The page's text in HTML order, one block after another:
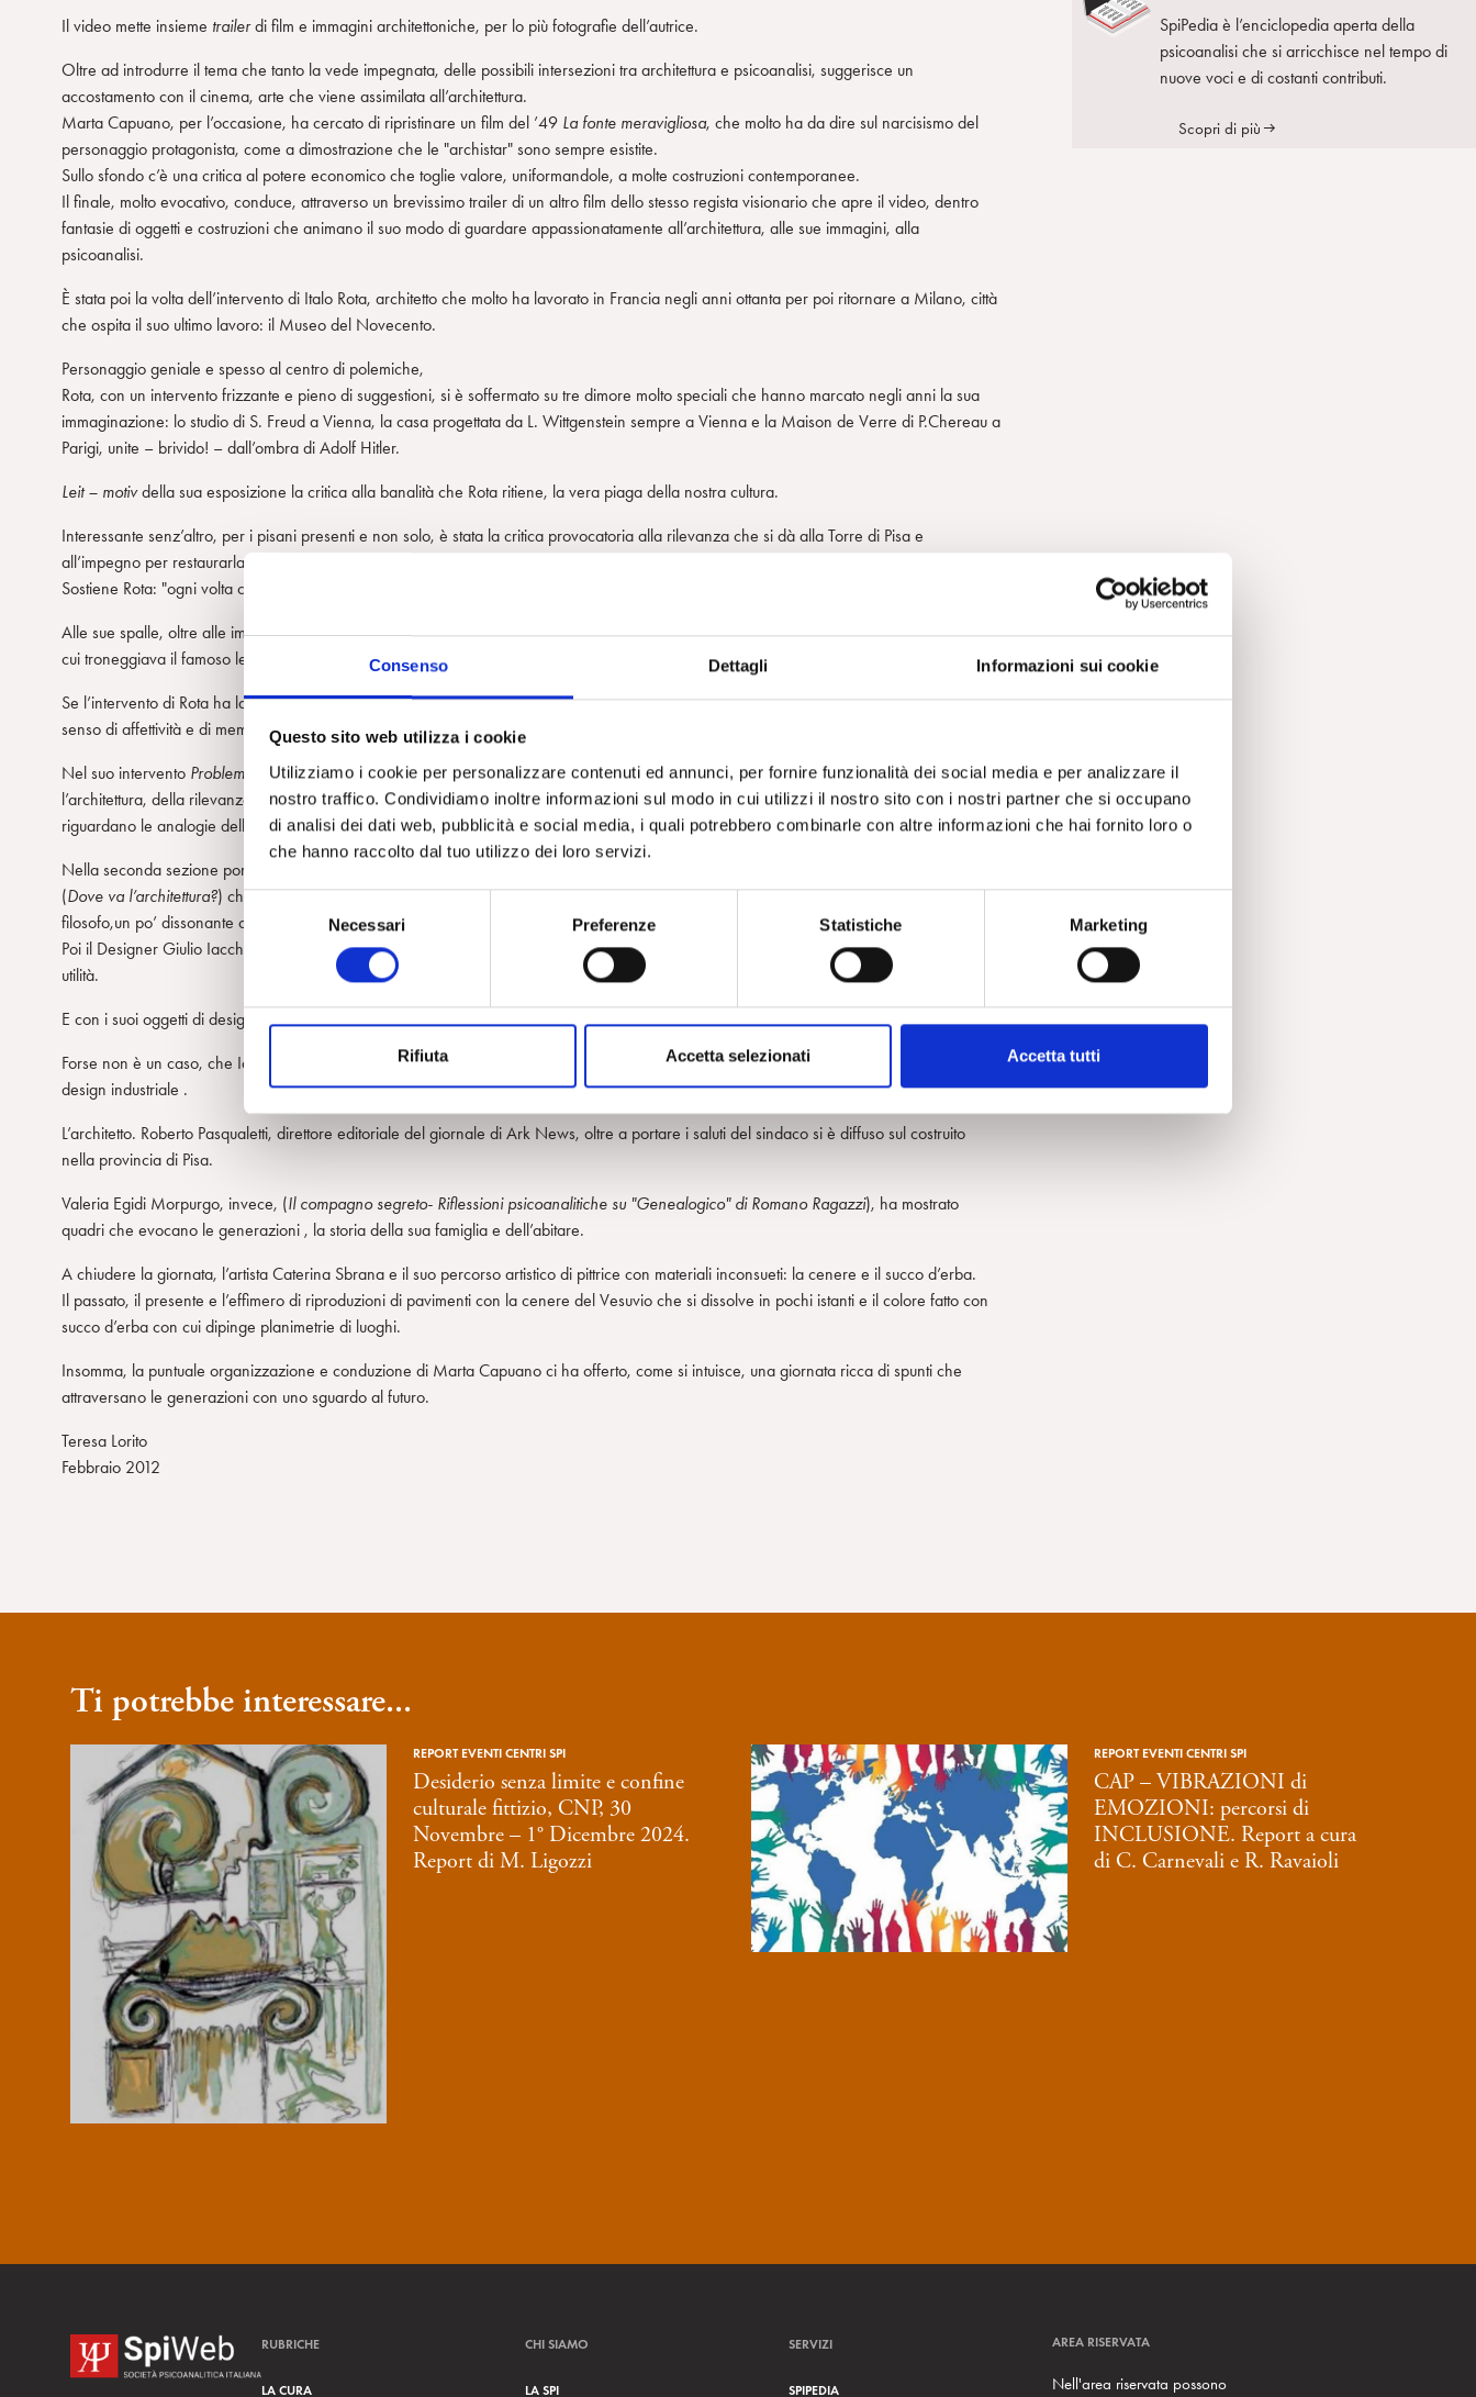
Consenso Dettagli Informazioni sui cookie
Questo sito web utilizza i cookie
Utilizziamo i cookie per personalizzare contenuti ed annunci, per fornire funzionalità dei social media e per analizzare il
nostro traffico. Condividiamo inoltre informazioni sul modo in cui utilizzi il nostro sito con i nostri partner che si occupano
di analisi dei dati web, pubblicità e social media, i quali potrebbero combinarle con altre informazioni che hai fornito loro o
che hanno raccolto dal tuo utilizzo dei loro servizi.
e
z
i
o
e
d
n
s
e
s
o
Necessari Preferenze Statistiche Marketing
Rifiuta Accetta selezionati Accetta tutti
Il video mette insieme trailerdi film e immagini architettoniche, per lo più fotografie dell’autrice.
Oltre ad introdurre il tema che tanto la vede impegnata, delle possibili intersezioni tra architettura e psicoanalisi, suggerisce un
accostamento con il cinema, arte che viene assimilata all’architettura.
Marta Capuano, per l’occasione, ha cercato di ripristinare un film del ’49 La fonte meravigliosa, che molto ha da dire sul narcisismo del
personaggio protagonista, come a dimostrazione che le "archistar" sono sempre esistite.
Sullo sfondo c’è una critica al potere economico che toglie valore, uniformandole, a molte costruzioni contemporanee.
Il finale, molto evocativo, conduce, attraverso un brevissimo trailer di un altro film dello stesso regista visionario che apre il video, dentro
fantasie di oggetti e costruzioni che animano il suo modo di guardare appassionatamente all’architettura, alle sue immagini, alla
psicoanalisi.
È stata poi la volta dell’intervento di Italo Rota, architetto che molto ha lavorato in Francia negli anni ottanta per poi ritornare a Milano, città
che ospita il suo ultimo lavoro: il Museo del Novecento.
Personaggio geniale e spesso al centro di polemiche,
Rota, con un intervento frizzante e pieno di suggestioni, si è soffermato su tre dimore molto speciali che hanno marcato negli anni la sua
immaginazione: lo studio di S. Freud a Vienna, la casa progettata da L. Wittgenstein sempre a Vienna e la Maison de Verre di P.Chereau a
Parigi, unite – brivido! – dall’ombra di Adolf Hitler.
Leit – motivdella sua esposizione la critica alla banalità che Rota ritiene, la vera piaga della nostra cultura.
Interessante senz’altro, per i pisani presenti e non solo, è stata la critica provocatoria alla rilevanza che si dà alla Torre di Pisa e
all’impegno per restaurarla.
Sostiene Rota: "ogni volta che si restaura ci si allontana dall’essenza delle cose".
Alle sue spalle, oltre alle immagini delle case di cui ha parlato, si ammirava un modellino di casa Freud da lui costruito per l’occasione, in
cui troneggiava il famoso lettino, che Rota ritiene la prima installazione del secolo.
Se l’intervento di Rota ha lasciato un uditorio stimolato, colpito, perfino scosso e contrariato, Fausto Petrella ha fatto aleggiare nella sala un
senso di affettività e di memoria, molto apprezzato.
Nel suo intervento Problemi architettonici della psiche estesaci ha raccontato del suo amore giovanile – poi proseguito nel tempo – per
l’architettura, della rilevanza delle architetture manicomiali, e di come "molte porzioni della rete metaforica mobilitata dalla psicoanalisi
riguardano le analogie dello psichico con case, città, corpo, arredi, paesaggi e spazi scenici".
Nella seconda sezione pomeridiana SOGNI FANTASIE INCUBI ARCHITETTONICI sono intervenuti l’architetto Alessandro Baldassari
(Dove va l’architettura?) che ha affrontato alcuni "incubi architettonici" come la casa di Barbie o le villette a schiera, e Maurizio Iacono,
filosofo,un po’ dissonante con l’attitudine visionaria di tutti i partecipanti.
Poi il Designer Giulio Iacchetti (
La creatività non esiste
), con i suoi oggetti e progetti, luoghi della creatività che coniugano immaginazione e
utilità.
E con i suoi oggetti di design per la Coop ha mostrato anche come sia possibile utilizzare e fruire del bello anche a costi modici.
Forse non è un caso, che Iachetti sia stato insignito dal Presidente della Repubblica del Premio dei Premi per l’innovazione nell’ambito del
design industriale .
L’architetto. Roberto Pasqualetti, direttore editoriale del giornale di Ark News, oltre a portare i saluti del sindaco si è diffuso sul costruito
nella provincia di Pisa.
Valeria Egidi Morpurgo, invece, (Il compagno segreto- Riflessioni psicoanalitiche su "Genealogico" di Romano Ragazzi), ha mostrato
quadri che evocano le generazioni , la storia della sua famiglia e dell’abitare.
A chiudere la giornata, l’artista Caterina Sbrana e il suo percorso artistico di pittrice con materiali inconsueti: la cenere e il succo d’erba.
Il passato, il presente e l’effimero di riproduzioni di pavimenti con la cenere del Vesuvio che si dissolve in pochi istanti e il colore fatto con
succo d’erba con cui dipinge planimetrie di luoghi.
Insomma, la puntuale organizzazione e conduzione di Marta Capuano ci ha offerto, come si intuisce, una giornata ricca di spunti che
attraversano le generazioni con uno sguardo al futuro.
Teresa Lorito
Febbraio 2012
SpiPedia è l’enciclopedia aperta della
psicoanalisi che si arricchisce nel tempo di
nuove voci e di costanti contributi.
Scopri di più
Ti potrebbe interessare...
REPORT EVENTI CENTRI SPI
Desiderio senza limite e confine
culturale fittizio, CNP, 30
Novembre – 1° Dicembre 2024.
Report di M. Ligozzi
REPORT EVENTI CENTRI SPI
CAP – VIBRAZIONI di
EMOZIONI: percorsi di
INCLUSIONE. Report a cura
di C. Carnevali e R. Ravaioli
RUBRICHE
LA CURA
CHI SIAMO
LA SPI
SERVIZI
SPIPEDIA
AREA RISERVATA
Nell'area riservata possono